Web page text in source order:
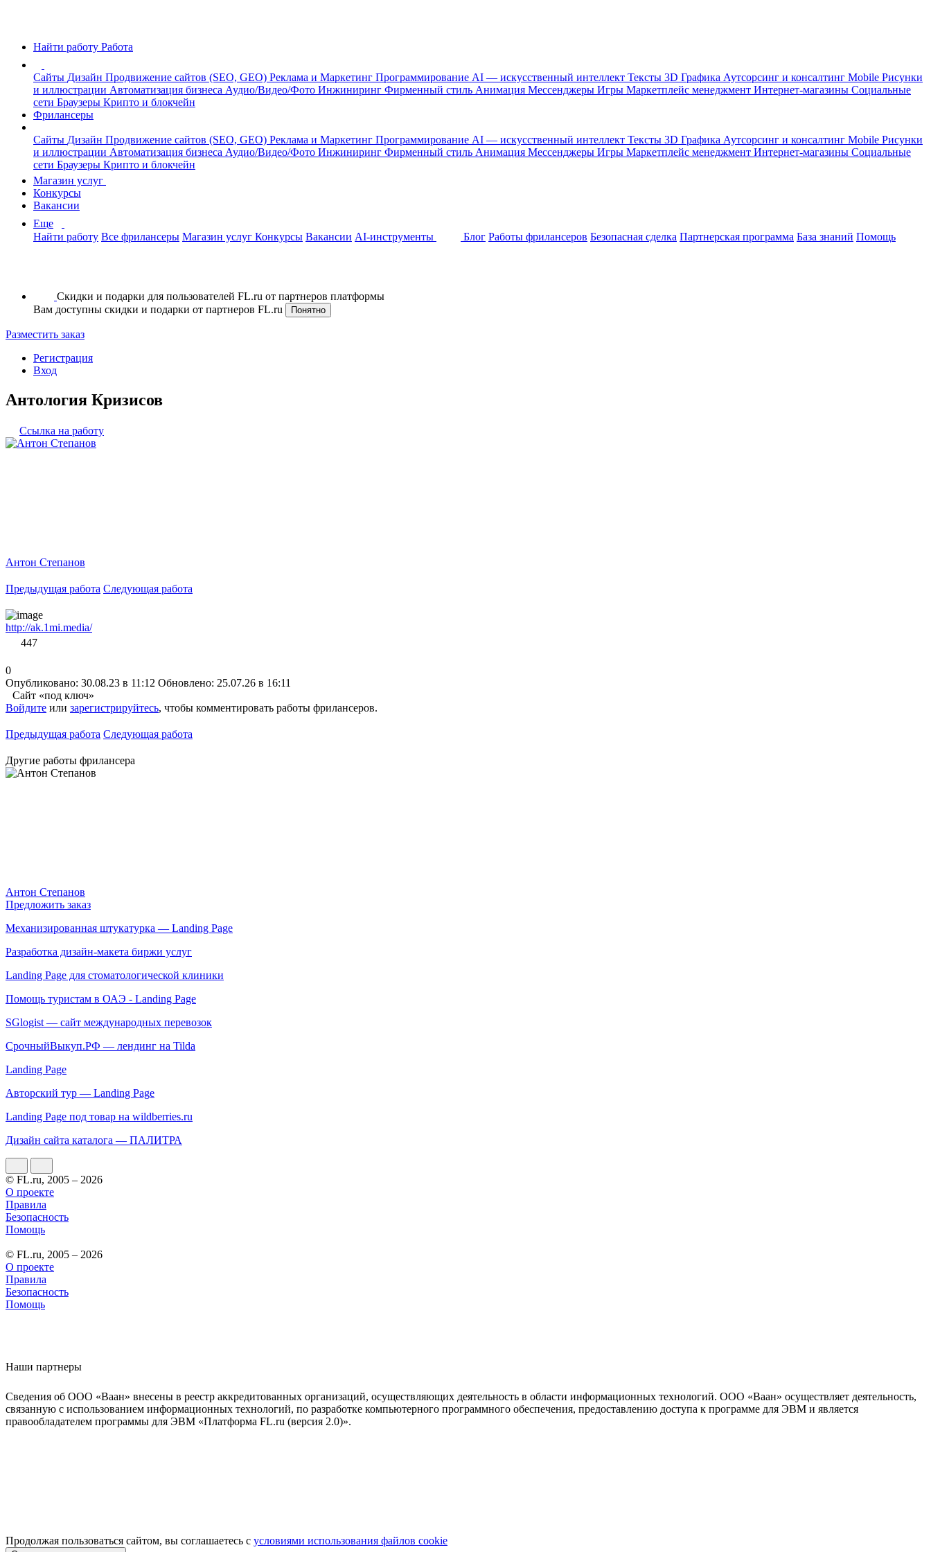
Найти работу Работа
Сайты Дизайн Продвижение сайтов (SEO, GEO) Реклама и Маркетинг Программирование AI — искусственный интеллект Тексты 3D Графика Аутсорсинг и консалтинг Mobile Рисунки
и иллюстрации Автоматизация бизнеса Аудио/Видео/Фото Инжиниринг Фирменный стиль Анимация Мессенджеры Игры Маркетплейс менеджмент Интернет-магазины Социальные
сети Браузеры Крипто и блокчейн
Фрилансеры
Сайты Дизайн Продвижение сайтов (SEO, GEO) Реклама и Маркетинг Программирование AI — искусственный интеллект Тексты 3D Графика Аутсорсинг и консалтинг Mobile Рисунки
и иллюстрации Автоматизация бизнеса Аудио/Видео/Фото Инжиниринг Фирменный стиль Анимация Мессенджеры Игры Маркетплейс менеджмент Интернет-магазины Социальные
сети Браузеры Крипто и блокчейн
Магазин услуг
Конкурсы
Вакансии
Еще
Найти работу Все фрилансеры Магазин услуг Конкурсы Вакансии AI-инструменты Блог Работы фрилансеров Безопасная сделка Партнерская программа База знаний Помощь
Скидки и подарки для пользователей FL.ru от партнеров платформы
Вам доступны скидки и подарки от партнеров FL.ru
Понятно
Разместить заказ
Регистрация
Вход
Антология Кризисов
Ссылка на работу
Антон Степанов
Предыдущая работа Следующая работа
http://ak.1mi.media/
447
0
Опубликовано: 30.08.23 в 11:12 Обновлено: 25.07.26 в 16:11
Сайт «под ключ»
Войдите или зарегистрируйтесь, чтобы комментировать работы фрилансеров.
Предыдущая работа Следующая работа
Другие работы фрилансера
Антон Степанов
Предложить заказ
Механизированная штукатурка — Landing Page
Разработка дизайн-макета биржи услуг
Landing Page для стоматологической клиники
Помощь туристам в ОАЭ - Landing Page
SGlogist — сайт международных перевозок
СрочныйВыкуп.РФ — лендинг на Tilda
Landing Page
Авторский тур — Landing Page
Landing Page под товар на wildberries.ru
Дизайн сайта каталога — ПАЛИТРА
© FL.ru, 2005 – 2026
О проекте
Правила
Безопасность
Помощь
© FL.ru, 2005 – 2026
О проекте
Правила
Безопасность
Помощь
Наши партнеры
Сведения об ООО «Ваан» внесены в реестр аккредитованных организаций, осуществляющих деятельность в области информационных технологий. ООО «Ваан» осуществляет деятельность,
связанную с использованием информационных технологий, по разработке компьютерного программного обеспечения, предоставлению доступа к программе для ЭВМ и является
правообладателем программы для ЭВМ «Платформа FL.ru (версия 2.0)».
Продолжая пользоваться сайтом, вы соглашаетесь с условиями использования файлов cookie